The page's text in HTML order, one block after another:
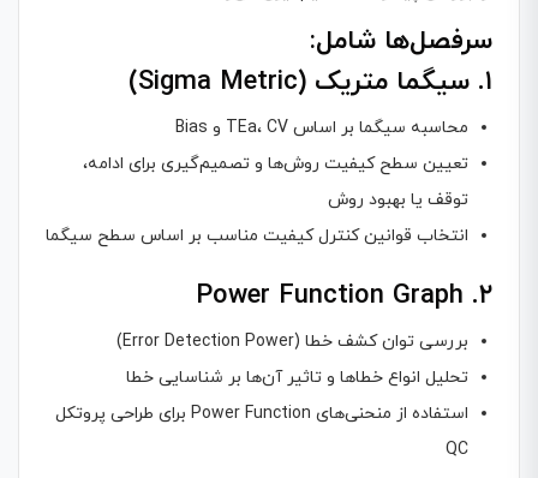
سرفصل‌ها شامل:
۱. سیگما متریک (Sigma Metric)
محاسبه سیگما بر اساس TEa، CV و Bias
تعیین سطح کیفیت روش‌ها و تصمیم‌گیری برای ادامه،
توقف یا بهبود روش
انتخاب قوانین کنترل کیفیت مناسب بر اساس سطح سیگما
۲. Power Function Graph
بررسی توان کشف خطا (Error Detection Power)
تحلیل انواع خطاها و تاثیر آن‌ها بر شناسایی خطا
استفاده از منحنی‌های Power Function برای طراحی پروتکل
QC